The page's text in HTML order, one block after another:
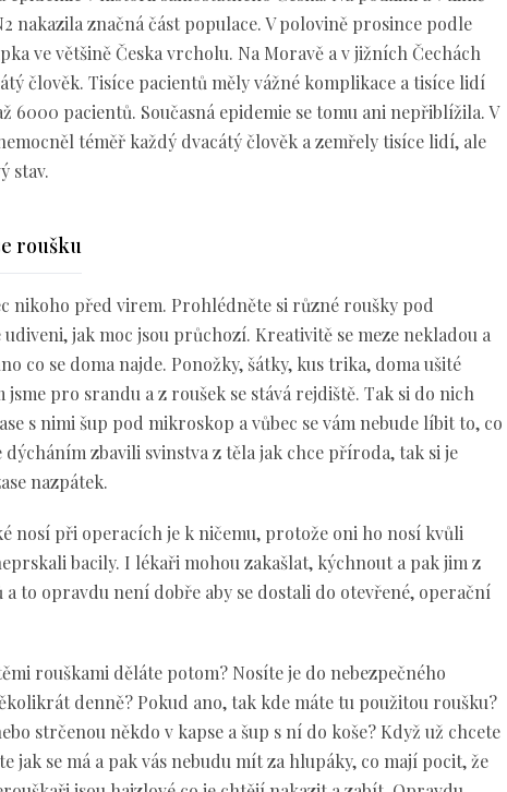
nakazila značná část populace. V polovině prosince podle
ve většině Česka vrcholu. Na Moravě a v jižních Čechách
člověk. Tisíce pacientů měly vážné komplikace a tisíce lidí
6000 pacientů. Současná epidemie se tomu ani nepřiblížila. V
téměř každý dvacátý člověk a zemřely tisíce lidí, ale
stav.
roušku
nikoho před virem. Prohlédněte si různé roušky pod
jak moc jsou průchozí. Kreativitě se meze nekladou a
co se doma najde. Ponožky, šátky, kus trika, doma ušité
jsme pro srandu a z roušek se stává rejdiště. Tak si do nich
s nimi šup pod mikroskop a vůbec se vám nebude líbit to, co
dýcháním zbavili svinstva z těla jak chce příroda, tak si je
nazpátek.
nosí při operacích je k ničemu, protože oni ho nosí kvůli
bacily. I lékaři mohou zakašlat, kýchnout a pak jim z
a to opravdu není dobře aby se dostali do otevřené, operační
rouškami děláte potom? Nosíte je do nebezpečného
denně? Pokud ano, tak kde máte tu použitou roušku?
strčenou někdo v kapse a šup s ní do koše? Když už chcete
jak se má a pak vás nebudu mít za hlupáky, co mají pocit, že